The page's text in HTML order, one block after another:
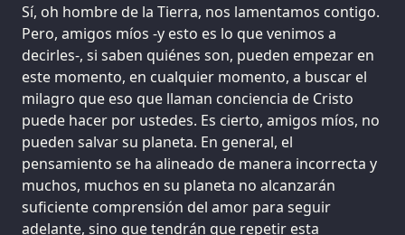
Sí, oh hombre de la Tierra, nos lamentamos contigo.
Pero, amigos míos -y esto es lo que venimos a
decirles-, si saben quiénes son, pueden empezar en
este momento, en cualquier momento, a buscar el
milagro que eso que llaman conciencia de Cristo
puede hacer por ustedes. Es cierto, amigos míos, no
pueden salvar su planeta. En general, el
pensamiento se ha alineado de manera incorrecta y
muchos, muchos en su planeta no alcanzarán
suficiente comprensión del amor para seguir
adelante, sino que tendrán que repetir esta